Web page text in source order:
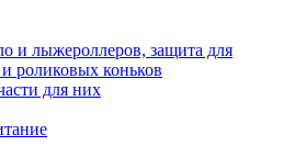
и лыжероллеров, защита для
роликовых коньков
для них